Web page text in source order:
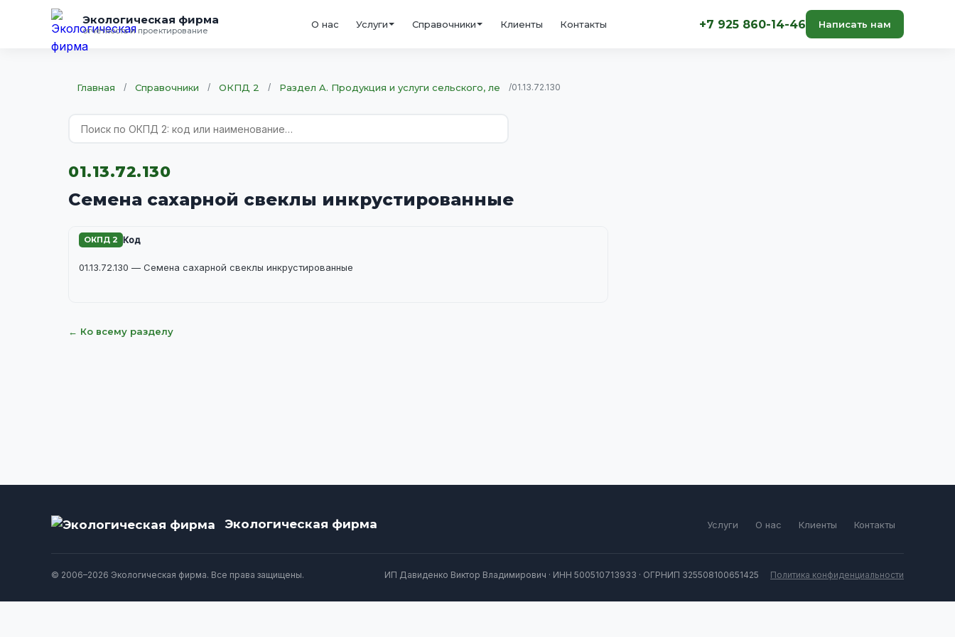
Экологическая фирма
отчётность и проектирование
О нас Услуги Справочники Клиенты Контакты +7 925 860-14-46 Написать нам
Главная / Справочники / ОКПД 2 / Раздел A. Продукция и услуги сельского, ле /01.13.72.130
01.13.72.130
Семена сахарной свеклы инкрустированные
ОКПД 2 Код
01.13.72.130 — Семена сахарной свеклы инкрустированные
← Ко всему разделу
Экологическая фирма Услуги О нас Клиенты Контакты
© 2006–2026 Экологическая фирма. Все права защищены. ИП Давиденко Виктор Владимирович · ИНН 500510713933 · ОГРНИП 325508100651425 Политика конфиденциальности